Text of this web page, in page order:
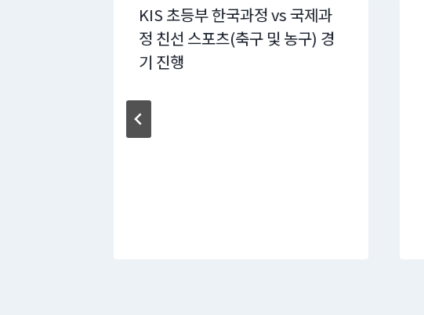
KIS 초등부 한국과정 vs 국제과
정 친선 스포츠(축구 및 농구) 경
기 진행